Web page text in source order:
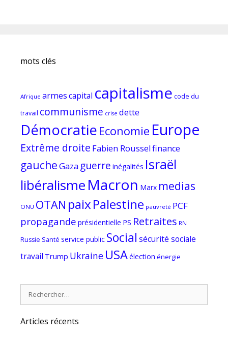
mots clés
Afrique armescapital capitalisme code du
travail communisme crise dette
Démocratie Economie Europe
Extrême droite Fabien Rousselfinance
gaucheGaza guerre inégalités Israël
libéralismeMacron Marx medias
ONU OTAN paixPalestine pauvreté PCF
propagande présidentielle PS Retraites RN
Russie Santé service public Social sécurité sociale
travail Trump Ukraine USAélection énergie
Articles récents